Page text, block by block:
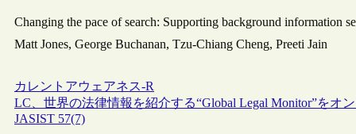
Changing the pace of search: Supporting background information
Matt Jones, George Buchanan, Tzu-Chiang Cheng, Preeti Jain
カレントアウェアネス-R
LC、世界の法律情報を紹介する“Global Legal Monitor”をオ
JASIST 57(7)